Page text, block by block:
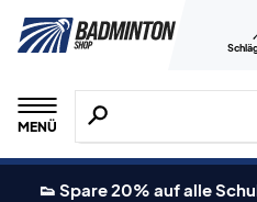
MENÜ
Suche nach
👟 Spare 20% auf alle